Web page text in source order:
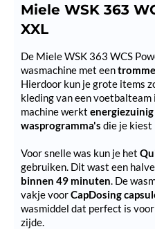
Miele WSK 363
XXL
De Miele WSK 363 WCS
wasmachine met een
Hierdoor kun je grote items
kleding van een voetbalteam
machine werkt energiezuinig
wasprogramma's die je kiest
Voor snelle was kun je het
gebruiken. Dit wast een
binnen 49 minuten. De
vakje voorCapDosing
wasmiddel dat perfect is
zijde.